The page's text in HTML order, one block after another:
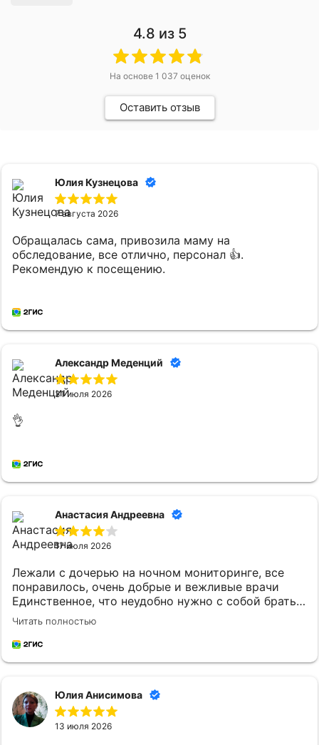
4.8 из 5
На основе 1 037 оценок
Оставить отзыв
Юлия Кузнецова
7 августа 2026
Обращалась сама, привозила маму на
обследование, все отлично, персонал 👍.
Рекомендую к посещению.
Александр Меденций
31 июля 2026
👌
Анастасия Андреевна
17 июля 2026
Лежали с дочерью на ночном мониторинге, все
понравилось, очень добрые и вежливые врачи
Единственное, что неудобно нужно с собой брать
постельное белье и маленькому ребенку
кипяченую воду
Читать полностью
Юлия Анисимова
13 июля 2026